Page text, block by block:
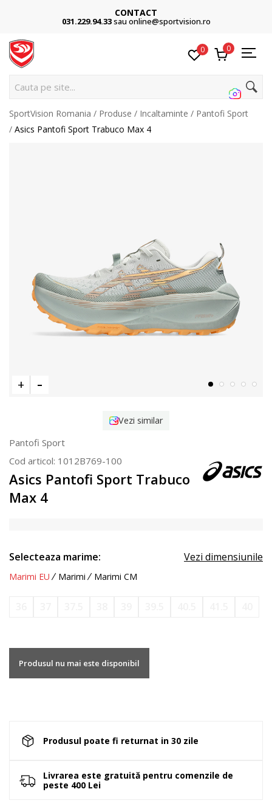
CONTACT
031.229.94.33sau online@sportvision.ro
0 0
C
SportVision Romania Produse Incaltaminte
Pantofi Sport
Asics Pantofi Sport Trabuco Max 4
Vezi similar
Pantofi Sport
Cod articol: 1012B769-100
Asics Pantofi Sport Trabuco
Max 4
Selecteaza marime: Vezi dimensiunile
Marimi EU Marimi Marimi CM
Produsul nu mai este disponibil
Produsul poate fi returnat in 30 zile
Livrarea este gratuită pentru comenzile de
peste 400 Lei